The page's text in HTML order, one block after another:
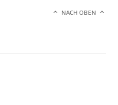
NACH OBEN